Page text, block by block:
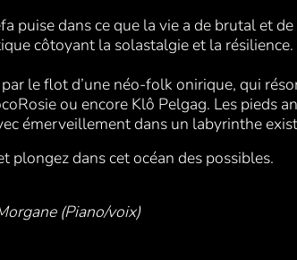
puise dans ce que la vie a de brutal et
côtoyant la solastalgie et la résilience.
le flot d’une néo-folk onirique, qui
ou encore Klô Pelgag. Les pieds
émerveillement dans un labyrinthe
plongez dans cet océan des possibles.
(Piano/voix)